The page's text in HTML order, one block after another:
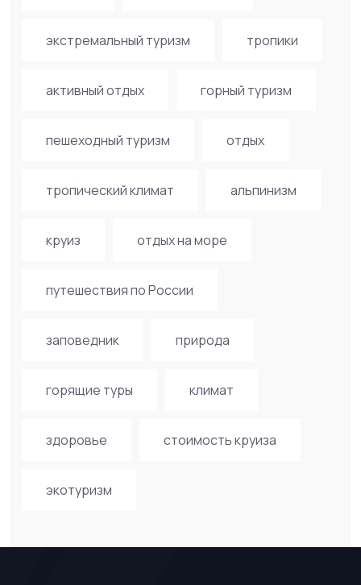
экстремальный туризм тропики
активный отдых горный туризм
пешеходный туризм отдых
тропический климат альпинизм
круиз отдых на море
путешествия по России
заповедник природа
горящие туры климат
здоровье стоимость круиза
экотуризм